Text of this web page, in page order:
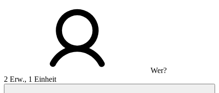
Wer?
2 Erw., 1 Einheit